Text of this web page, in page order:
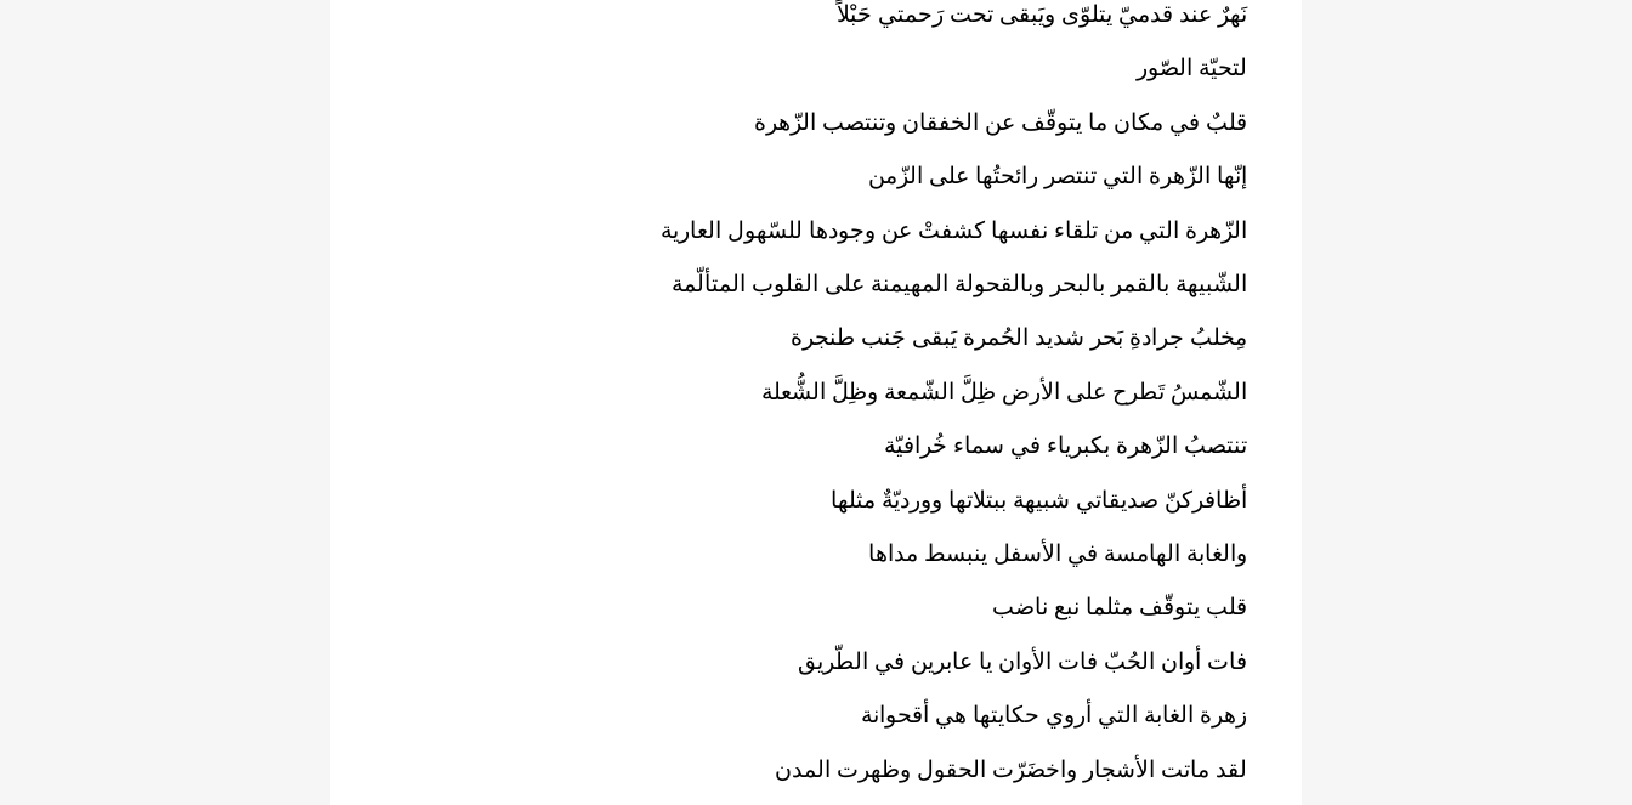
نَهرٌ عند قدميّ يتلوّى ويَبقى تحت رَحمتي حَبْلاً
لتحيّة الصّور
قلبٌ في مكان ما يتوقّف عن الخفقان وتنتصب الزّهرة
إنّها الزّهرة التي تنتصر رائحتُها على الزّمن
الزّهرة التي من تلقاء نفسها كشفتْ عن وجودها للسّهول العارية
الشّبيهة بالقمر بالبحر وبالقحولة المهيمنة على القلوب المتألّمة
مِخلبُ جرادةِ بَحر شديد الحُمرة يَبقى جَنب طنجرة
الشّمسُ تَطرح على الأرض ظِلَّ الشّمعة وظِلَّ الشُّعلة
تنتصبُ الزّهرة بكبرياء في سماء خُرافيّة
أظافركنّ صديقاتي شبيهة ببتلاتها وورديّةٌ مثلها
والغابة الهامسة في الأسفل ينبسط مداها
قلب يتوقّف مثلما نبع ناضب
فات أوان الحُبّ فات الأوان يا عابرين في الطّريق
زهرة الغابة التي أروي حكايتها هي أقحوانة
لقد ماتت الأشجار واخضَرّت الحقول وظهرت المدن